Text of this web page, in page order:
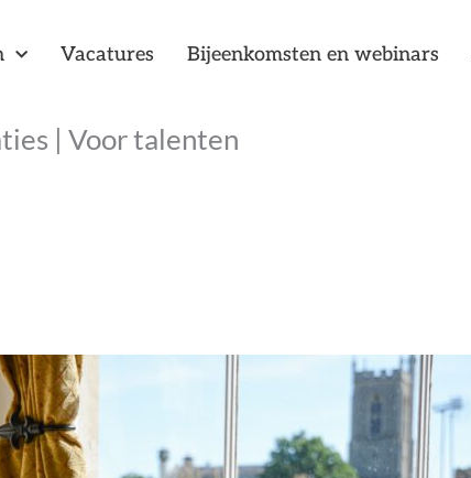
Vacatures Bijeenkomsten en webinars
| Voor talenten